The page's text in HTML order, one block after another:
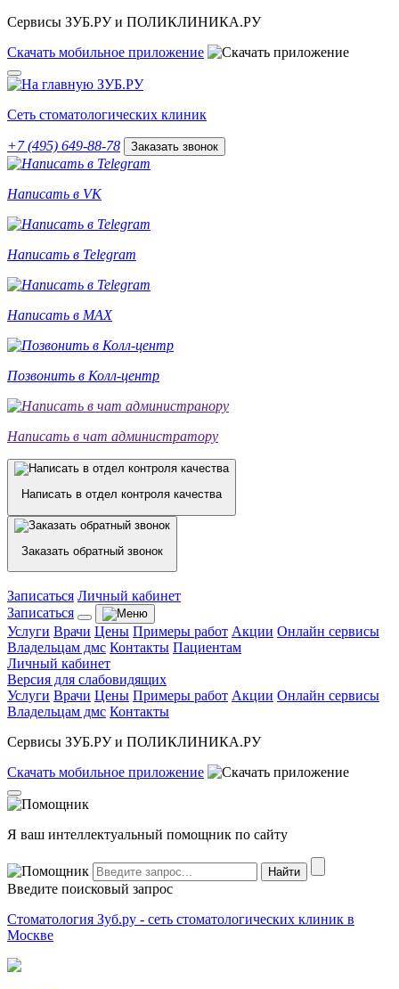
Сервисы ЗУБ.РУ и ПОЛИКЛИНИКА.РУ
Скачать мобильное приложение
Сеть стоматологических клиник
+7 (495) 649-88-78 Заказать звонок
Написать в VK
Написать в Telegram
Написать в MAX
Позвонить в Колл-центр
Написать в чат администратору
Написать в отдел контроля качества
Заказать обратный звонок
Записаться Личный кабинет
Записаться
Услуги Врачи Цены Примеры работ Акции Онлайн сервисы
Владельцам дмс Контакты Пациентам
Личный кабинет
Версия для слабовидящих
Услуги Врачи Цены Примеры работ Акции Онлайн сервисы
Владельцам дмс Контакты
Сервисы ЗУБ.РУ и ПОЛИКЛИНИКА.РУ
Скачать мобильное приложение
Я ваш интеллектуальный помощник по сайту
Введите поисковый запрос
Стоматология Зуб.ру - сеть стоматологических клиник в
Москве